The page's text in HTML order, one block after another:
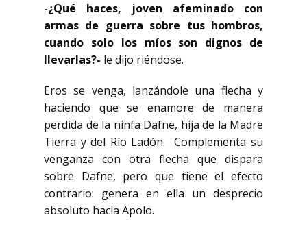
-¿Qué haces, joven afeminado con
armas de guerra sobre tus hombros,
cuando solo los míos son dignos de
llevarlas?- le dijo riéndose.
Eros se venga, lanzándole una flecha y
haciendo que se enamore de manera
perdida de la ninfa Dafne, hija de la Madre
Tierra y del Río Ladón. Complementa su
venganza con otra flecha que dispara
sobre Dafne, pero que tiene el efecto
contrario: genera en ella un desprecio
absoluto hacia Apolo.